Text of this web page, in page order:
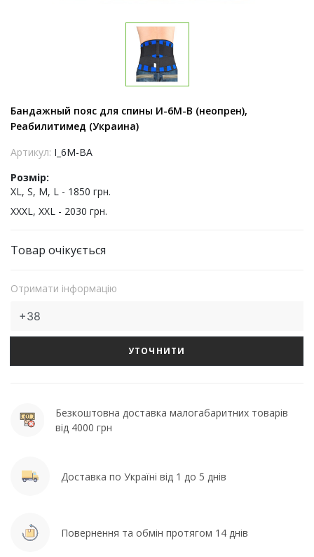
Бандажный пояс для спины И-6М-В (неопрен),
Реабилитимед (Украина)
Артикул: I_6M-BA
Розмір:
XL, S, M, L - 1850 грн.
XXXL, XXL - 2030 грн.
Товар очікується
Отримати інформацію
УТОЧНИТИ
Безкоштовна доставка малогабаритних товарів
від 4000 грн
Доставка по Україні від 1 до 5 днів
Повернення та обмін протягом 14 днів